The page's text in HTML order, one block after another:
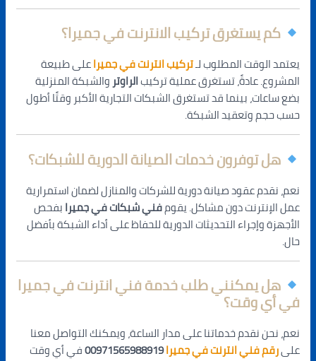
كم يستغرق تركيب الانترنت في جميرا؟
يعتمد الوقت المطلوب لـتركيب انترنت في جميراعلى طبيعة
المشروع. عادةً، تستغرق عملية تركيبالراوتروالشبكة المنزلية
بضع ساعات، بينما قد تستغرق الشبكات التجارية الأكبر وقتًا أطول
حسب حجم وتعقيد الشبكة.
هل توفرون خدمات الصيانة الدورية للشبكات؟
نعم، نقدم عقود صيانة دورية للشركات والمنازل لضمان استمرارية
عمل الإنترنت دون مشاكل. يقومفني شبكات في جميرابفحص
الأجهزة وإجراء التحديثات الدورية للحفاظ على أداء الشبكة بأفضل
حال.
هل يمكنني طلب خدمة فني انترنت في جميرا
في أي وقت؟
نعم، نحن نقدم خدماتنا على مدار الساعة، ويمكنك التواصل معنا
علىرقم فني انترنت في جميرا00971565988919
في أي وقت